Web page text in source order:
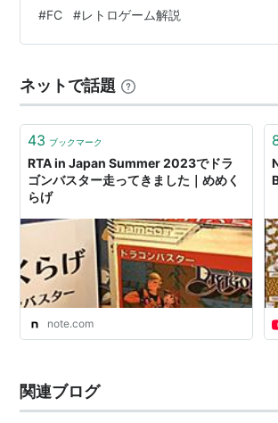
ドット絵で描かれる敵キャラクター(モ
デザインの奇怪さや、ゲーム中に流れ
いわゆる「不気味ゲー」扱いされる事
続編としては、1989年にファミリーコ
売された『ドラゴンバスターII』、1999
ーションで発売された『ドラゴンヴァ
る。
移植
ファミリーコンピュータ（1987年1
PlayStation （「ナムコミュージアム
録）
り出す「兜割り」や「垂直斬り」といった
使いこなすのが攻略の鍵となります。 •
の黄色（YELLOW）ではなく「RED（赤
ているという細かな違い…
#FC #レトロゲーム解説
ネットで話題
43 ブックマーク
RTA in Japan Summer 2023でドラ
ゴンバスター走ってきました｜めめく
らげ
note.com
関連ブログ